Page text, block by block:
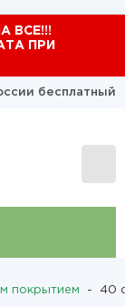
ВСЕ!!!
ПРИ
бесплатный
покрытием - 40